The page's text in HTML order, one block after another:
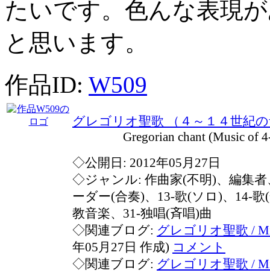
たいです。色んな表現
と思います。
作品ID: W509
グレゴリオ聖歌 （４～１４世紀
Gregorian chant (Music of 4-
◇公開日: 2012年05月27日
◇ジャンル: 作曲家(不明)、編集者
ーダー(合奏)、13-歌(ソロ)、14-
教音楽、31-独唱(斉唱)曲
◇関連ブログ: グレゴリオ聖歌 /
年05月27日 作成) コメント
◇関連ブログ: グレゴリオ聖歌 /